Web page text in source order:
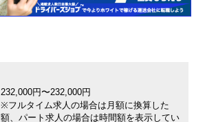
232,000円〜232,000円
※フルタイム求人の場合は月額に換算した
額、パート求人の場合は時間額を表示してい